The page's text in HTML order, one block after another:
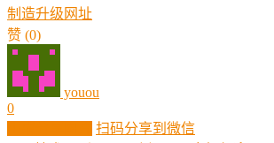
制造升级 网址
赞 (0)
youou
0
扫码分享到微信